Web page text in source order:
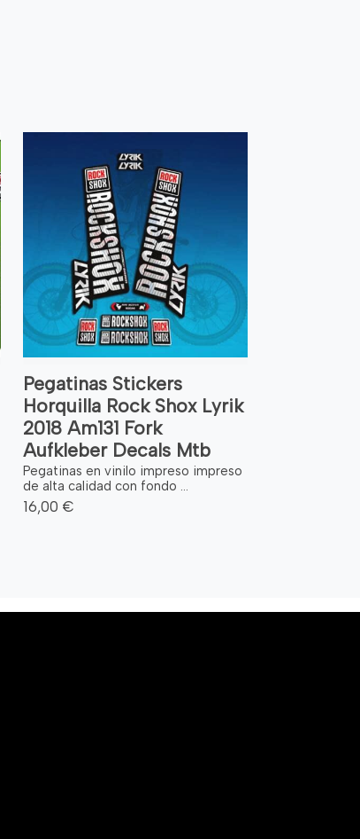
Pegatinas Stickers
Horquilla Rock Shox Lyrik
2018 Am131 Fork
Aufkleber Decals Mtb
Pegatinas en vinilo impreso impreso
de alta calidad con fondo ...
16,00 €